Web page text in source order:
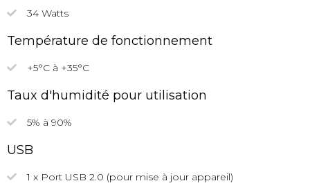
34 Watts
Température de fonctionnement
+5°C à +35°C
Taux d'humidité pour utilisation
5% à 90%
USB
1 x Port USB 2.0 (pour mise à jour appareil)